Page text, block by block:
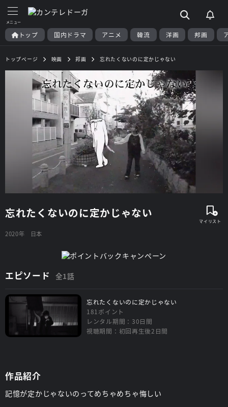
トップ 国内ドラマ アニメ 韓流 洋画 邦画
トップページ 映画 邦画 忘れたくないのに定かじゃない
忘れたくないのに定かじゃない
2020年 日本
エピソード 全1話
忘れたくないのに定かじゃない
181ポイント
レンタル期間：30日間
視聴期間：初回再生後2日間
作品紹介
記憶が定かじゃないのってめちゃめちゃ悔しい